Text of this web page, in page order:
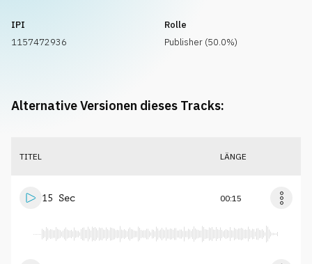
IPI
1157472936
Rolle
Publisher (50.0%)
Alternative Versionen dieses Tracks:
TITEL LÄNGE
15 Sec 00:15